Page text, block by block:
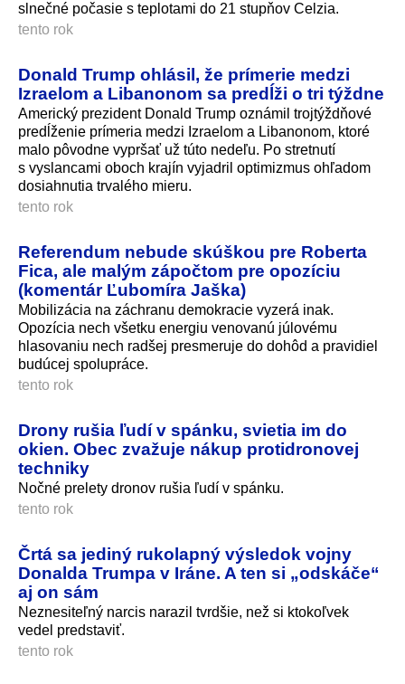
slnečné počasie s teplotami do 21 stupňov Celzia.
tento rok
Donald Trump ohlásil, že prímerie medzi
Izraelom a Libanonom sa predĺži o tri týždne
Americký prezident Donald Trump oznámil trojtýždňové
predĺženie prímeria medzi Izraelom a Libanonom, ktoré
malo pôvodne vypršať už túto nedeľu. Po stretnutí
s vyslancami oboch krajín vyjadril optimizmus ohľadom
dosiahnutia trvalého mieru.
tento rok
Referendum nebude skúškou pre Roberta
Fica, ale malým zápočtom pre opozíciu
(komentár Ľubomíra Jaška)
Mobilizácia na záchranu demokracie vyzerá inak.
Opozícia nech všetku energiu venovanú júlovému
hlasovaniu nech radšej presmeruje do dohôd a pravidiel
budúcej spolupráce.
tento rok
Drony rušia ľudí v spánku, svietia im do
okien. Obec zvažuje nákup protidronovej
techniky
Nočné prelety dronov rušia ľudí v spánku.
tento rok
Črtá sa jediný rukolapný výsledok vojny
Donalda Trumpa v Iráne. A ten si „odskáče“
aj on sám
Neznesiteľný narcis narazil tvrdšie, než si ktokoľvek
vedel predstaviť.
tento rok